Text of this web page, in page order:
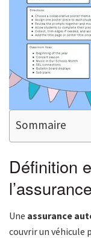
Sommaire
Définition
Une assurance
couvrir un véhicule